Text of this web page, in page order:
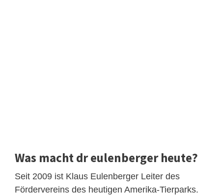
Was macht dr eulenberger heute?
Seit 2009 ist Klaus Eulenberger Leiter des
Fördervereins des heutigen Amerika-Tierparks.